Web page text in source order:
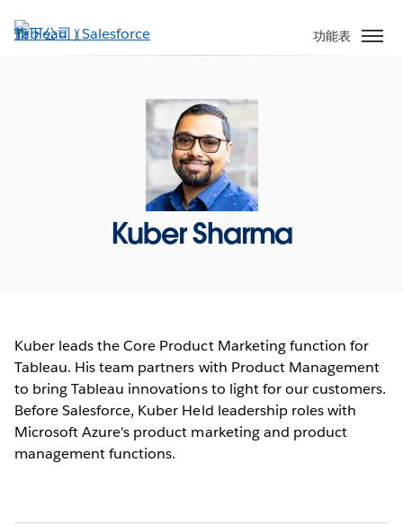
至
功能表
Kuber Sharma
Kuber leads the Core Product Marketing function for
Tableau. His team partners with Product Management
to bring Tableau innovations to light for our customers.
Before Salesforce, Kuber Held leadership roles with
Microsoft Azure's product marketing and product
management functions.